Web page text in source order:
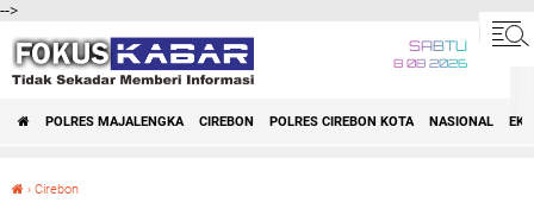
-->
SABTU
8 08 2026
POLRES MAJALENGKA CIREBON POLRES CIREBON KOTA NASIONAL
› Cirebon